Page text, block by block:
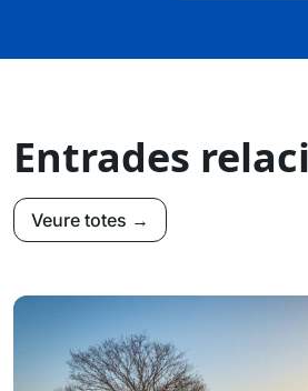
Entrades
Veure totes →